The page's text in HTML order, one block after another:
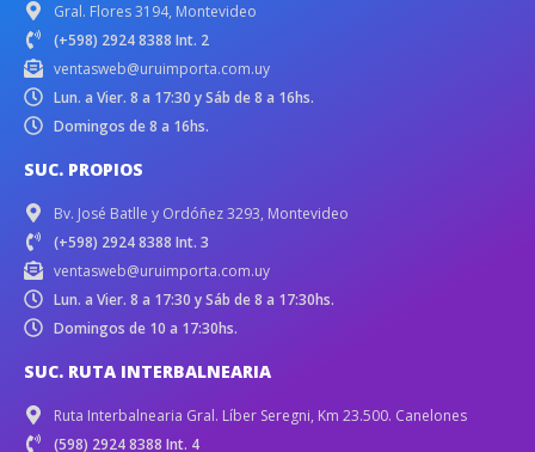
Gral. Flores 3194, Montevideo
(+598) 2924 8388 Int. 2
ventasweb@uruimporta.com.uy
Lun. a Vier. 8 a 17:30 y Sáb de 8 a 16hs.
Domingos de 8 a 16hs.
SUC. PROPIOS
Bv. José Batlle y Ordóñez 3293, Montevideo
(+598) 2924 8388 Int. 3
ventasweb@uruimporta.com.uy
Lun. a Vier. 8 a 17:30 y Sáb de 8 a 17:30hs.
Domingos de 10 a 17:30hs.
SUC. RUTA INTERBALNEARIA
Ruta Interbalnearia Gral. Líber Seregni, Km 23.500. Canelones
(598) 2924 8388 Int. 4